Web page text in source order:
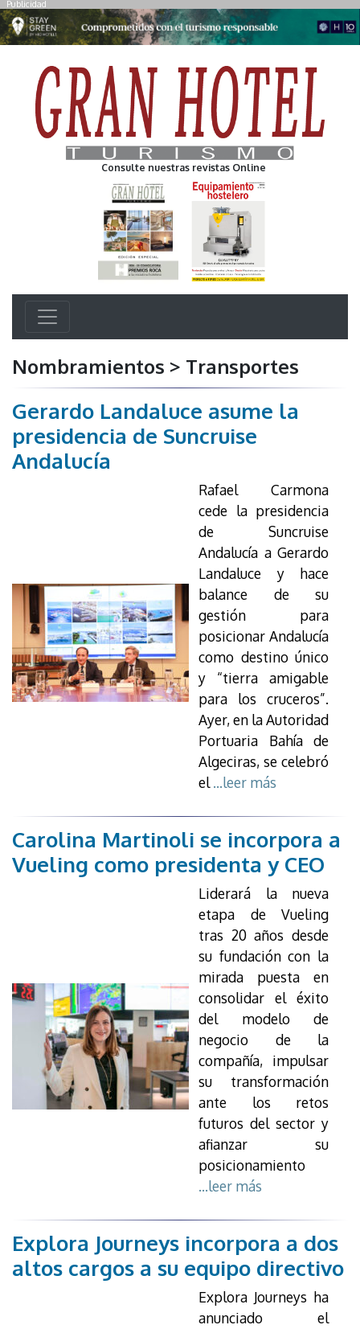
Publicidad
Consulte nuestras revistas Online
Nombramientos > Transportes
Gerardo Landaluce asume la
presidencia de Suncruise
Andalucía
Rafael Carmona
cede la presidencia
de Suncruise
Andalucía a Gerardo
Landaluce y hace
balance de su
gestión para
posicionar Andalucía
como destino único
y “tierra amigable
para los cruceros”.
Ayer, en la Autoridad
Portuaria Bahía de
Algeciras, se celebró
el...leer más
Carolina Martinoli se incorpora a
Vueling como presidenta y CEO
Liderará la nueva
etapa de Vueling
tras 20 años desde
su fundación con la
mirada puesta en
consolidar el éxito
del modelo de
negocio de la
compañía, impulsar
su transformación
ante los retos
futuros del sector y
afianzar su
posicionamiento
...leer más
Explora Journeys incorpora a dos
altos cargos a su equipo directivo
Explora Journeys ha
anunciado el